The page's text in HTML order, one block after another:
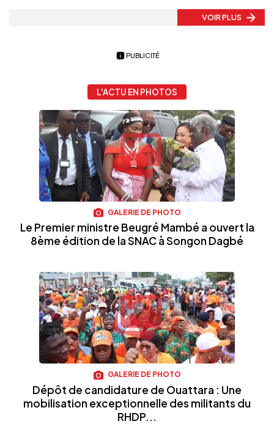
VOIR PLUS
PUBLICITÉ
L'ACTU EN PHOTOS
GALERIE DE PHOTO
Le Premier ministre Beugré Mambé a ouvert la
8ème édition de la SNAC à Songon Dagbé
GALERIE DE PHOTO
Dépôt de candidature de Ouattara : Une
mobilisation exceptionnelle des militants du
RHDP...